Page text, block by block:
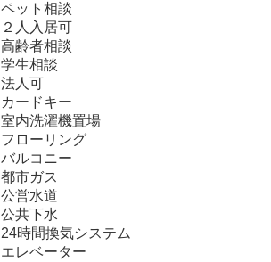
ペット相談
２人入居可
高齢者相談
学生相談
法人可
カードキー
室内洗濯機置場
フローリング
バルコニー
都市ガス
公営水道
公共下水
24時間換気システム
エレベーター